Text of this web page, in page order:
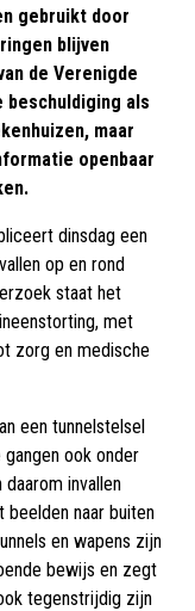
gebruikt door
blijven
de Verenigde
als
maar
openbaar
dinsdag een
op en rond
staat het
met
zorg en medische
een tunnelstelsel
ook onder
invallen
beelden naar buiten
en wapens zijn
bewijs en zegt
tegenstrijdig zijn